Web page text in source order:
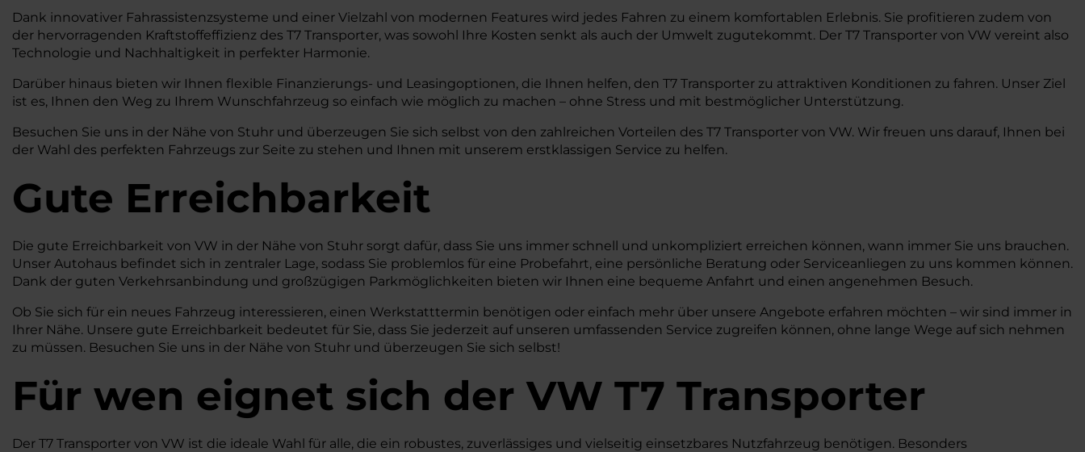
Dank innovativer Fahrassistenzsysteme und einer Vielzahl von modernen Features wird jedes Fahren zu einem komfortablen Erlebnis. Sie profitieren zudem von
der hervorragenden Kraftstoffeffizienz des T7 Transporter, was sowohl Ihre Kosten senkt als auch der Umwelt zugutekommt. Der T7 Transporter von VW vereint also
Technologie und Nachhaltigkeit in perfekter Harmonie.
Darüber hinaus bieten wir Ihnen flexible Finanzierungs- und Leasingoptionen, die Ihnen helfen, den T7 Transporter zu attraktiven Konditionen zu fahren. Unser Ziel
ist es, Ihnen den Weg zu Ihrem Wunschfahrzeug so einfach wie möglich zu machen – ohne Stress und mit bestmöglicher Unterstützung.
Besuchen Sie uns in der Nähe von Stuhr und überzeugen Sie sich selbst von den zahlreichen Vorteilen des T7 Transporter von VW. Wir freuen uns darauf, Ihnen bei
der Wahl des perfekten Fahrzeugs zur Seite zu stehen und Ihnen mit unserem erstklassigen Service zu helfen.
Gute Erreichbarkeit
Die gute Erreichbarkeit von VW in der Nähe von Stuhr sorgt dafür, dass Sie uns immer schnell und unkompliziert erreichen können, wann immer Sie uns brauchen.
Unser Autohaus befindet sich in zentraler Lage, sodass Sie problemlos für eine Probefahrt, eine persönliche Beratung oder Serviceanliegen zu uns kommen können.
Dank der guten Verkehrsanbindung und großzügigen Parkmöglichkeiten bieten wir Ihnen eine bequeme Anfahrt und einen angenehmen Besuch.
Ob Sie sich für ein neues Fahrzeug interessieren, einen Werkstatttermin benötigen oder einfach mehr über unsere Angebote erfahren möchten – wir sind immer in
Ihrer Nähe. Unsere gute Erreichbarkeit bedeutet für Sie, dass Sie jederzeit auf unseren umfassenden Service zugreifen können, ohne lange Wege auf sich nehmen
zu müssen. Besuchen Sie uns in der Nähe von Stuhr und überzeugen Sie sich selbst!
Für wen eignet sich der VW T7 Transporter
Der T7 Transporter von VW ist die ideale Wahl für alle, die ein robustes, zuverlässiges und vielseitig einsetzbares Nutzfahrzeug benötigen. Besonders